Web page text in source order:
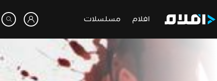
افلام مسلسلات